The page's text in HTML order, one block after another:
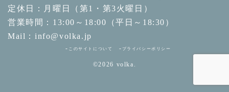
定休日：月曜日（第1・第3火曜日）
営業時間：13:00～18:00（平日～18:30）
Mail：info@volka.jp
このサイトについて プライバシーポリシー
©2026 volka.